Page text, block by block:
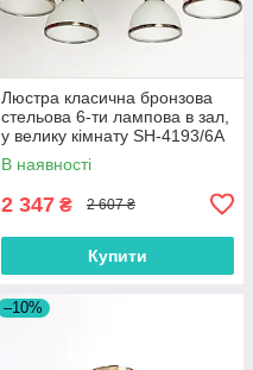
Люстра класична бронзова
стельова 6-ти лампова в зал,
у велику кімнату SH-4193/6A
AB
В наявності
2 347 ₴ 2 607 ₴
Купити
–10%